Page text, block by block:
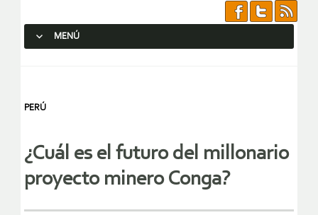
MENÚ
PERÚ
¿Cuál es el futuro del millonario
proyecto minero Conga?